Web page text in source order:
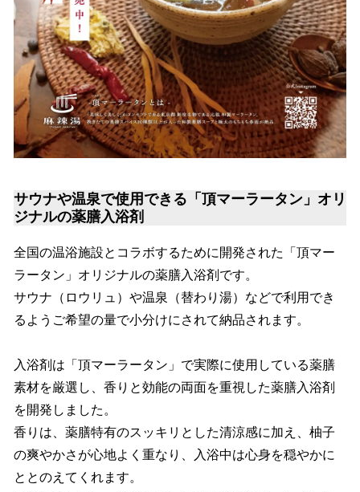
サウナや温泉で使用できる「頂マーラータン」オリ
ジナルの薬膳入浴剤
全国の温浴施設とコラボするために開発された「頂マー
ラータン」オリジナルの薬膳入浴剤です。
サウナ（ロウリュ）や温泉（替わり湯）などで利用でき
るようご希望の量で小分けにされて納品されます。
入浴剤は「頂マーラータン」で実際に使用している薬膳
素材を厳選し、香りと効能の両面を重視した薬膳入浴剤
を開発しました。
香りは、薬膳特有のスッキリとした清涼感に加え、柚子
の爽やかさが心地よく重なり、入浴中は心身を穏やかに
ととのえてくれます。